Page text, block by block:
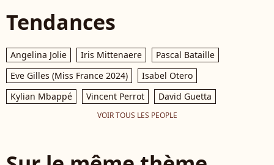
Tendances
Angelina Jolie Iris Mittenaere
Pascal Bataille
Eve Gilles (Miss France 2024)
Isabel Otero
Kylian Mbappé
Vincent Perrot David Guetta
VOIR TOUS LES PEOPLE